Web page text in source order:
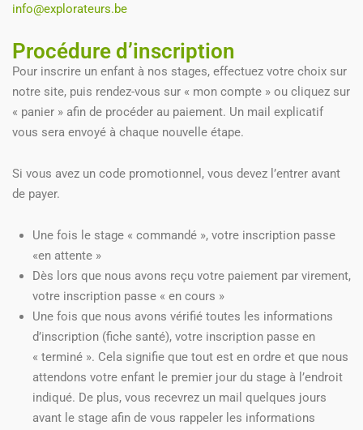
info@explorateurs.be
Procédure d’inscription
Pour inscrire un enfant à nos stages, effectuez votre choix sur
notre site, puis rendez-vous sur « mon compte » ou cliquez sur
« panier » afin de procéder au paiement. Un mail explicatif
vous sera envoyé à chaque nouvelle étape.
Si vous avez un code promotionnel, vous devez l’entrer avant
de payer.
Une fois le stage « commandé », votre inscription passe
«en attente »
Dès lors que nous avons reçu votre paiement par virement,
votre inscription passe « en cours »
Une fois que nous avons vérifié toutes les informations
d’inscription (fiche santé), votre inscription passe en
« terminé ». Cela signifie que tout est en ordre et que nous
attendons votre enfant le premier jour du stage à l’endroit
indiqué. De plus, vous recevrez un mail quelques jours
avant le stage afin de vous rappeler les informations